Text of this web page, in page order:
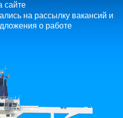
сайте
на рассылку вакансий и
о работе